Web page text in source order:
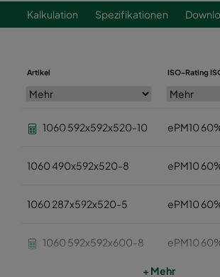
Kalkulation Spezifikationen
Artikel ISO-Rating
1060 592x592x520-10 ePM10
1060 490x592x520-8 ePM10
1060 287x592x520-5 ePM10
1060 592x592x600-8 ePM10
+ Mehr